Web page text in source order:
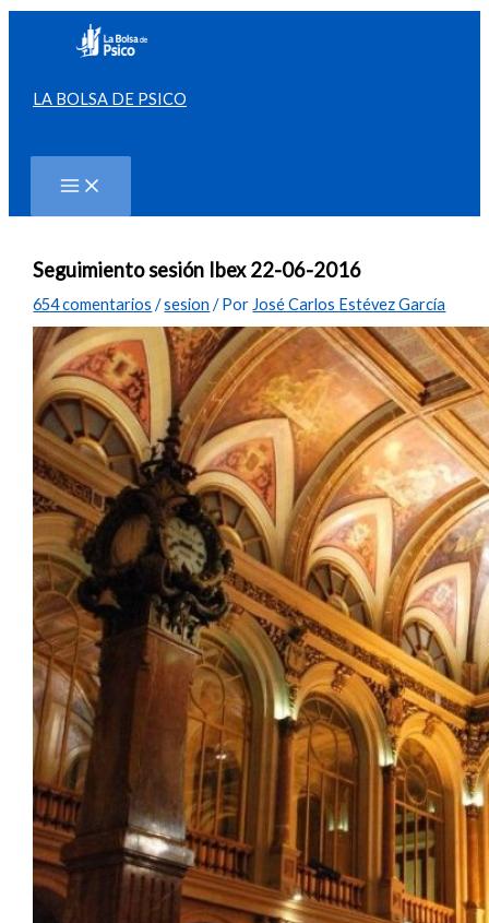
contenido
LA BOLSA DE PSICO
Seguimiento sesión Ibex 22-06-2016
654 comentarios /sesion / Por José Carlos Estévez García